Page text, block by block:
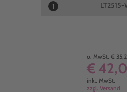
1 LT2515-
o. MwSt. €
€
inkl. MwSt.
zzgl. Versand